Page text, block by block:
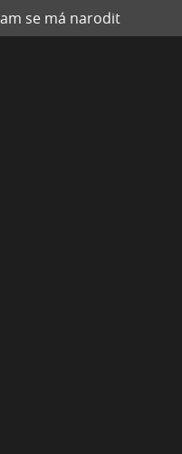
se má narodit